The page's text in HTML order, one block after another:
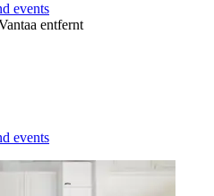
events
entfernt
events